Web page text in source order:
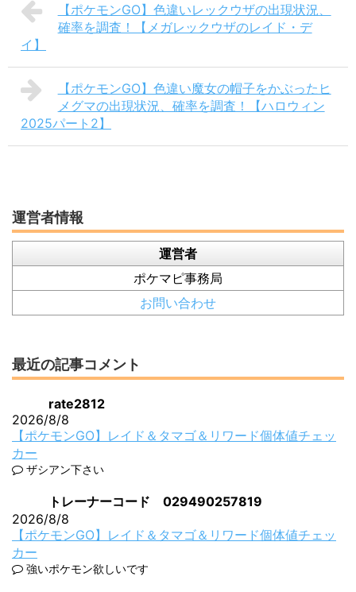
【ポケモンGO】色違いレックウザの出現状況、
確率を調査！【メガレックウザのレイド・デ
イ】
【ポケモンGO】色違い魔女の帽子をかぶったヒ
メグマの出現状況、確率を調査！【ハロウィン
2025パート2】
運営者情報
運営者
ポケマピ事務局
お問い合わせ
最近の記事コメント
rate2812
2026/8/8
【ポケモンGO】レイド＆タマゴ＆リワード個体値チェッ
カー
ザシアン下さい
トレーナーコード 029490257819
2026/8/8
【ポケモンGO】レイド＆タマゴ＆リワード個体値チェッ
カー
強いポケモン欲しいです